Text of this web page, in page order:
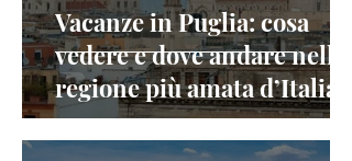
Vacanze in Puglia: cosa
vedere e dove andare nella
regione più amata d’Italia